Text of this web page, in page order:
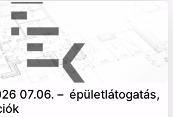
07.06. – épületlátogatás,